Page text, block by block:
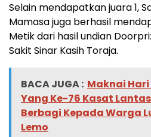
Selain mendapatkan juara 1,
Mamasa juga berhasil
Metik dari hasil undian
Sakit Sinar Kasih Toraja.
BACA JUGA : Maknai
Yang Ke-76 Kasat
Berbagi Kepada Warga
Lemo